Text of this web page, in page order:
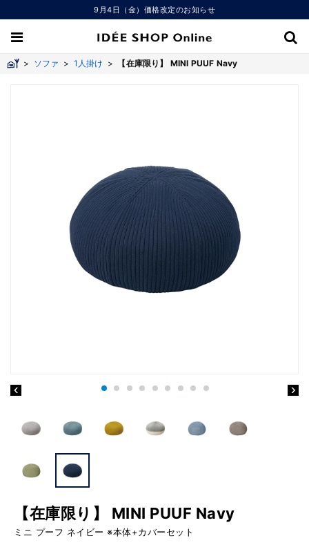
9月4日（金）価格改定のお知らせ
> ソファ > 1人掛け > 【在庫限り】 MINI PUUF Navy
【在庫限り】 MINI PUUF Navy
ミニ プーフ ネイビー ※本体+カバーセット